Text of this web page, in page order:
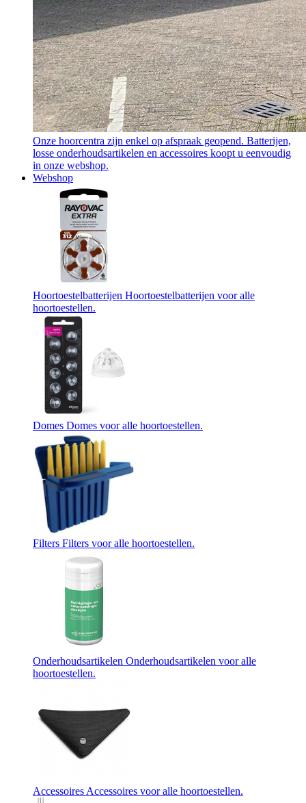
Onze hoorcentra zijn enkel op afspraak geopend. Batterijen,
losse onderhoudsartikelen en accessoires koopt u eenvoudig
in onze webshop.
Webshop
Hoortoestelbatterijen Hoortoestelbatterijen voor alle
hoortoestellen.
Domes Domes voor alle hoortoestellen.
Filters Filters voor alle hoortoestellen.
Onderhoudsartikelen Onderhoudsartikelen voor alle
hoortoestellen.
Accessoires Accessoires voor alle hoortoestellen.